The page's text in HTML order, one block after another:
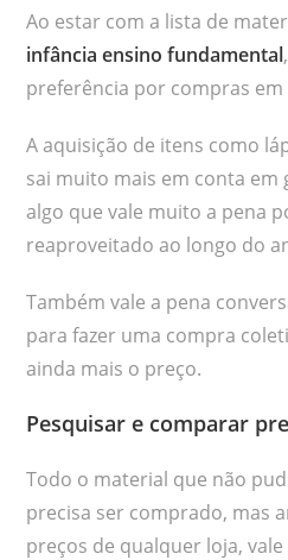
Ao estar com a lista de
infância ensino fundamental
preferência por compras em
A aquisição de itens como
sai muito mais em conta em
algo que vale muito a pena
reaproveitado ao longo do
Também vale a pena
para fazer uma compra
ainda mais o preço.
Pesquisar e comparar
Todo o material que não
precisa ser comprado, mas
preços de qualquer loja,